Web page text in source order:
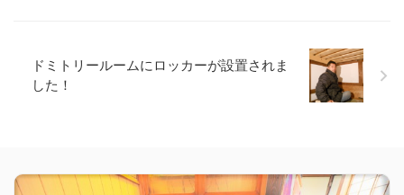
ドミトリールームにロッカーが設置されま
した！